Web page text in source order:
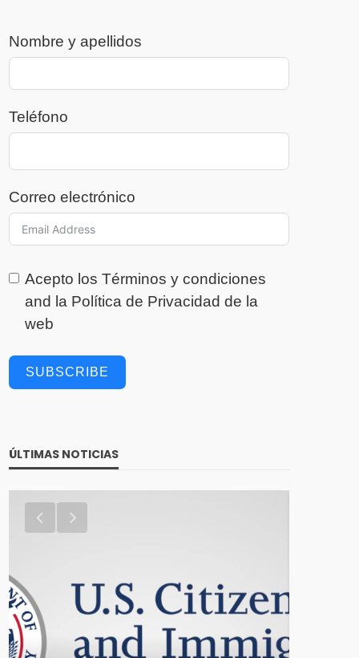
Nombre y apellidos
Teléfono
Correo electrónico
Acepto los Términos y condiciones
and la Política de Privacidad de la
web
SUBSCRIBE
ÚLTIMAS NOTICIAS